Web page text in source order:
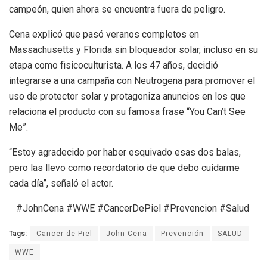
campeón, quien ahora se encuentra fuera de peligro.
Cena explicó que pasó veranos completos en
Massachusetts y Florida sin bloqueador solar, incluso en su
etapa como fisicoculturista. A los 47 años, decidió
integrarse a una campaña con Neutrogena para promover el
uso de protector solar y protagoniza anuncios en los que
relaciona el producto con su famosa frase “You Can’t See
Me”.
“Estoy agradecido por haber esquivado esas dos balas,
pero las llevo como recordatorio de que debo cuidarme
cada día”, señaló el actor.
#JohnCena #WWE #CancerDePiel #Prevencion #Salud
Tags: Cancer de Piel John Cena Prevención
SALUD
WWE